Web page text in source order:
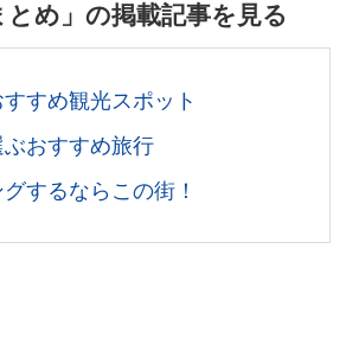
。限りなく本物に近い星空を迫力
ともに楽しめます。また、竜巻ラ
はじめ、約２６０種類の展示を楽
に親しめます。
プラネタリウム:大人800円、大学・高
料
17:00(入館は16:30まで)
め」の掲載記事を見る
すめ観光スポット
おすすめ旅行
するならこの街！